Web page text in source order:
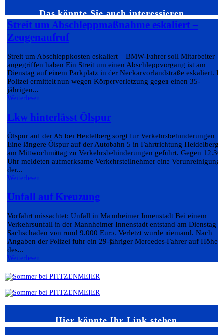
Das könnte Sie auch interessieren…
Streit um Abschleppmaßnahme eskaliert –
Zeugenaufruf
Streit um Abschleppkosten eskaliert – BMW-Fahrer soll Mitarbeiter
angegriffen haben Ein Streit um einen Abschleppvorgang ist am
Dienstag auf einem Parkplatz in der Neckarvorlandstraße eskaliert.
Polizei ermittelt nun wegen Körperverletzung gegen einen 35-
jährigen...
Weiterlesen
Lkw hinterlässt Ölspur
Ölspur auf der A5 bei Heidelberg sorgt für Verkehrsbehinderungen
Eine längere Ölspur auf der Autobahn 5 in Fahrtrichtung Heidelberg
am Mittwochmittag zu Verkehrsbehinderungen geführt. Gegen 12.30
Uhr meldeten aufmerksame Verkehrsteilnehmer eine Verunreinigung
der...
Weiterlesen
Unfall auf Kreuzung
Vorfahrt missachtet: Unfall in Mannheimer Innenstadt Bei einem
Verkehrsunfall in der Mannheimer Innenstadt entstand am Dienstag
Sachschaden von rund 9.000 Euro. Verletzt wurde niemand. Nach
Angaben der Polizei fuhr ein 29-jähriger Mercedes-Fahrer auf Höhe
des...
Weiterlesen
Hier könnte Ihr Link stehen